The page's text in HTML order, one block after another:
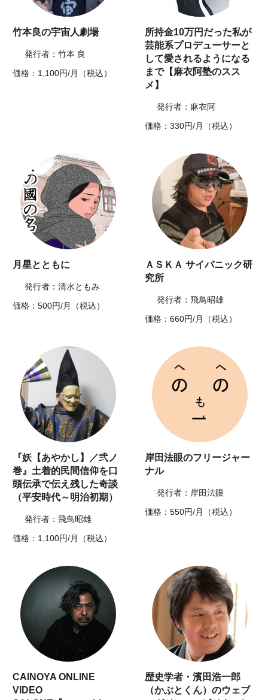
竹本良の宇宙人劇場
発行者：竹本 良
価格：1,100円/月（税込）
所持金10万円だった私が
芸能系プロデューサーと
して愛されるようになる
まで【麻衣阿塾のスス
メ】
発行者：麻衣阿
価格：330円/月（税込）
月星とともに
発行者：清水ともみ
価格：500円/月（税込）
ＡＳＫＡ サイバニック研
究所
発行者：飛鳥昭雄
価格：660円/月（税込）
『妖【あやかし】／弐ノ
巻』土着的民間信仰を口
頭伝承で伝え残した奇談
（平安時代～明治初期）
発行者：飛鳥昭雄
価格：1,100円/月（税込）
岸田法眼のフリージャー
ナル
発行者：岸田法眼
価格：550円/月（税込）
CAINOYA ONLINE
VIDEO
歴史学者・濱田浩一郎
（かぶとくん）のウェブ